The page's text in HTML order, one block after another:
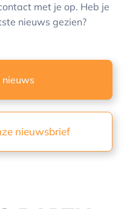
met je op. Heb je
nieuws gezien?
nieuwsbrief